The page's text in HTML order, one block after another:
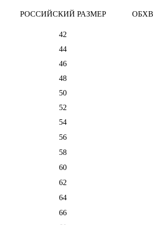
РОССИЙСКИЙ РАЗМЕР
42
44
46
48
50
52
54
56
58
60
62
64
66